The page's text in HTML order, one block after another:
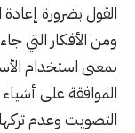
القول بضرورة إعادة
ومن الأفكار التي
بمعنى استخدام
الموافقة على أشياء
التصويت وعدم